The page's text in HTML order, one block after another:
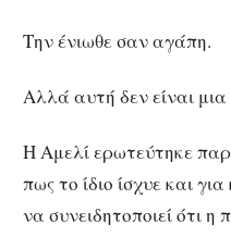
Την ένιωθε σαν αγάπη.
Αλλά αυτή δεν είναι
Η Αμελί ερωτεύτηκε
πως το ίδιο ίσχυε και
να συνειδητοποιεί ότι